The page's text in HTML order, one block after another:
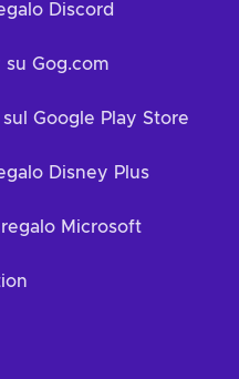
Discord
Gog.com
Google Play Store
Disney Plus
Microsoft